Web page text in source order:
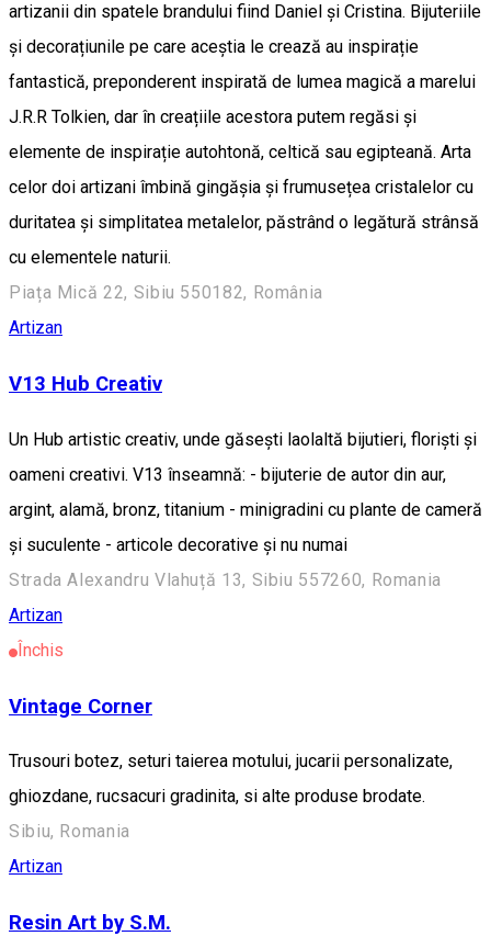
artizanii din spatele brandului fiind Daniel și Cristina. Bijuteriile
și decorațiunile pe care aceștia le crează au inspirație
fantastică, preponderent inspirată de lumea magică a marelui
J.R.R Tolkien, dar în creațiile acestora putem regăsi și
elemente de inspirație autohtonă, celtică sau egipteană. Arta
celor doi artizani îmbină gingășia și frumusețea cristalelor cu
duritatea și simplitatea metalelor, păstrând o legătură strânsă
cu elementele naturii.
Piața Mică 22, Sibiu 550182, România
Artizan
V13 Hub Creativ
Un Hub artistic creativ, unde găsești laolaltă bijutieri, floriști și
oameni creativi. V13 înseamnă: - bijuterie de autor din aur,
argint, alamă, bronz, titanium - minigradini cu plante de cameră
și suculente - articole decorative și nu numai
Strada Alexandru Vlahuță 13, Sibiu 557260, Romania
Artizan
Închis
Vintage Corner
Trusouri botez, seturi taierea motului, jucarii personalizate,
ghiozdane, rucsacuri gradinita, si alte produse brodate.
Sibiu, Romania
Artizan
Resin Art by S.M.